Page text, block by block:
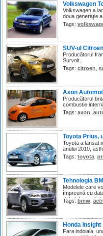
Volkswagen
Volkswagen a
doua generaţie
Tags:
SUV-ul
Producătorul
Survolt.
Tags: citroen
Axon
Producătorul
combustie
emite mai puţin
Tags: axon
Toyota Prius,
Toyota a lansat
anului 2010,
pentru o
Tags: toyota
Tehnologia
Modelele care
împreună cu
debutului lor de
Tags: bmw
Honda
Fara indoiala,